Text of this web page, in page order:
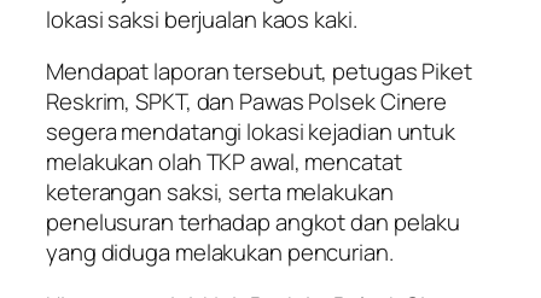
lokasi saksi berjualan kaos kaki.
Mendapat laporan tersebut, petugas Piket
Reskrim, SPKT, dan Pawas Polsek Cinere
segera mendatangi lokasi kejadian untuk
melakukan olah TKP awal, mencatat
keterangan saksi, serta melakukan
penelusuran terhadap angkot dan pelaku
yang diduga melakukan pencurian.